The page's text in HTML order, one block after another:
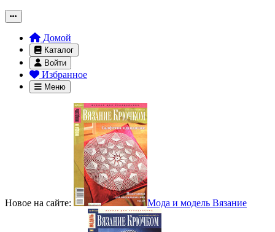
Домой
Каталог
Войти
Избранное
Меню
Новое на сайте: Мода и модель Вязание